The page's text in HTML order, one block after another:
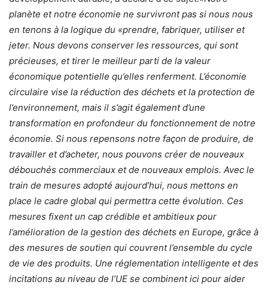
planète et notre économie ne survivront pas si nous nous
en tenons à la logique du «prendre, fabriquer, utiliser et
jeter. Nous devons conserver les ressources, qui sont
précieuses, et tirer le meilleur parti de la valeur
économique potentielle qu’elles renferment. L’économie
circulaire vise la réduction des déchets et la protection de
l’environnement, mais il s’agit également d’une
transformation en profondeur du fonctionnement de notre
économie. Si nous repensons notre façon de produire, de
travailler et d’acheter, nous pouvons créer de nouveaux
débouchés commerciaux et de nouveaux emplois. Avec le
train de mesures adopté aujourd’hui, nous mettons en
place le cadre global qui permettra cette évolution. Ces
mesures fixent un cap crédible et ambitieux pour
l’amélioration de la gestion des déchets en Europe, grâce à
des mesures de soutien qui couvrent l’ensemble du cycle
de vie des produits. Une réglementation intelligente et des
incitations au niveau de l’UE se combinent ici pour aider